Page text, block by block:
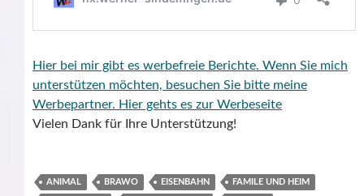
Hier bei mir gibt es werbefreie Berichte. Wenn Sie mich
unterstützen möchten, besuchen Sie bitte meine
Werbepartner. Hier gehts es zur Werbeseite
Vielen Dank für Ihre Unterstützung!
ANIMAL BRAWO EISENBAHN FAMILE UND HEIM